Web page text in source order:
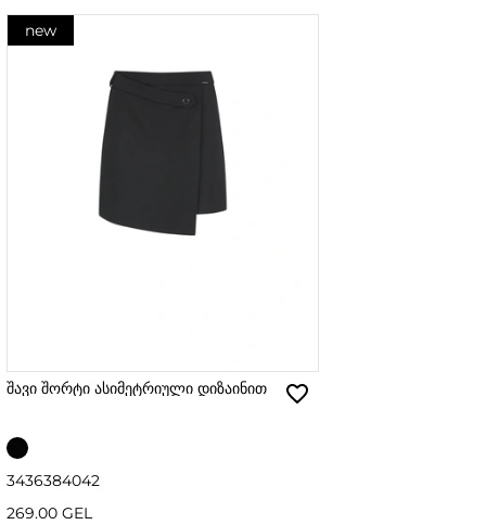
new
შავი შორტი ასიმეტრიული დიზაინით
3436384042
269.00 GEL